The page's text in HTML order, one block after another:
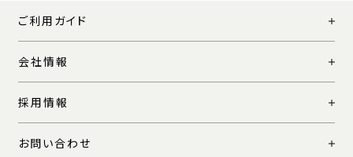
ご利用ガイド
会社情報
採用情報
お問い合わせ